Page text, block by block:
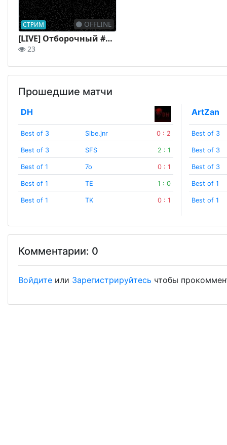
СТРИМ OFFLINE
[LIVE] Отборочный #5 | День 2 | Кубок Dota 2 "Сила Единства" | by oldgenius & @green_knight_channel
23
Прошедшие матчи
DH
Best of 3 Sibe.jnr 0 : 2
Best of 3 SFS 2 : 1
Best of 1 7о 0 : 1
Best of 1 TE 1 : 0
Best of 1 TK 0 : 1
ArtZan
Best of 3
Best of 3
Best of 3
Best of 1
Best of 1
Комментарии: 0
Войдите или Зарегистрируйтесь чтобы